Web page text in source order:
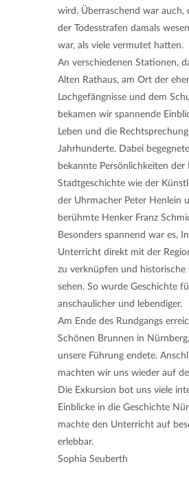
wird. Überraschend war auch,
der Todesstrafen damals
war, als viele vermutet hatten.
An verschiedenen Stationen,
Alten Rathaus, am Ort der
Lochgefängnisse und dem
bekamen wir spannende
Leben und die
Jahrhunderte. Dabei
bekannte Persönlichkeiten der
Stadtgeschichte wie der
der Uhrmacher Peter Henlein
berühmte Henker Franz
Besonders spannend war es,
Unterricht direkt mit der
zu verknüpfen und historische
sehen. So wurde Geschichte
anschaulicher und lebendiger.
Am Ende des Rundgangs
Schönen Brunnen in
unsere Führung endete.
machten wir uns wieder auf
Die Exkursion bot uns viele
Einblicke in die Geschichte
machte den Unterricht auf
erlebbar.
Sophia Seuberth